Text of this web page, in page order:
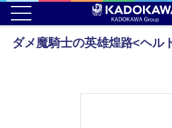
ダメ魔騎士の英雄煌路<ヘル